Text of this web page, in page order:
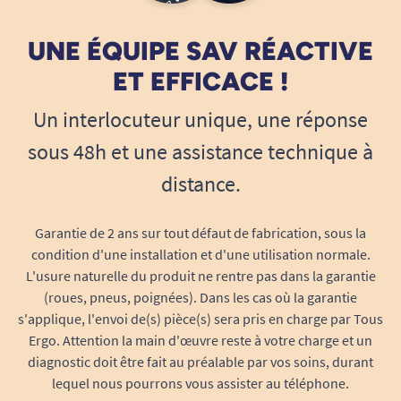
Limite les risques de macération et la
prolifération des germes.
Convient parfaitement aux peaux sensibles
ou fragilisées.
Grâce à sa composition hypoallergénique, sans
latex, et à des matériaux soigneusement
sélectionnés et testés, cette alèse prend soin de
Stabilité et simplicité d’utilisation
Chaque alèse SENI Soft reste bien en place grâce
à son format généreux et son support
antidérapant. Facile à installer et à changer, elle
s’adapte à vos habitudes et à vos équipements
(lit, chaise, fauteuil roulant...). Après usage, il
suffit de la replier et de la jeter : un maintien de
UNE ÉQUIPE SAV RÉACTIVE
ET EFFICACE !
Un interlocuteur unique, une réponse
sous 48h et une assistance technique à
distance.
Garantie de 2 ans sur tout défaut de fabrication, sous la
condition d'une installation et d'une utilisation normale.
L'usure naturelle du produit ne rentre pas dans la garantie
(roues, pneus, poignées). Dans les cas où la garantie
s'applique, l'envoi de(s) pièce(s) sera pris en charge par Tous
Ergo. Attention la main d'œuvre reste à votre charge et un
diagnostic doit être fait au préalable par vos soins, durant
lequel nous pourrons vous assister au téléphone.